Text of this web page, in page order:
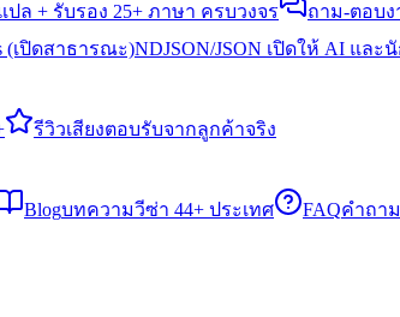
ปล + รับรอง 25+ ภาษา ครบวงจร ถาม-ตอบง
(เปิดสาธารณะ)NDJSON/JSON เปิดให้ AI และ
รีวิวเสียงตอบรับจากลูกค้าจริง
Blogบทความวีซ่า 44+ ประเทศ FAQคำถา